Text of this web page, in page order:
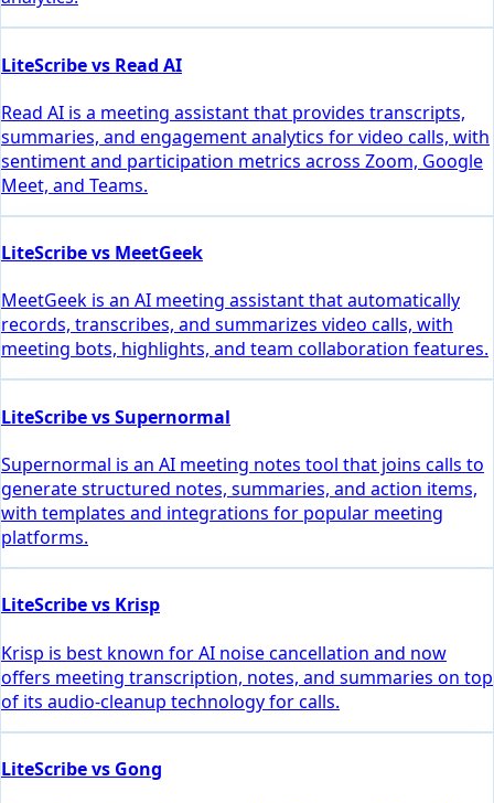
LiteScribe vs Read AI
Read AI is a meeting assistant that provides transcripts,
summaries, and engagement analytics for video calls, with
sentiment and participation metrics across Zoom, Google
Meet, and Teams.
LiteScribe vs MeetGeek
MeetGeek is an AI meeting assistant that automatically
records, transcribes, and summarizes video calls, with
meeting bots, highlights, and team collaboration features.
LiteScribe vs Supernormal
Supernormal is an AI meeting notes tool that joins calls to
generate structured notes, summaries, and action items,
with templates and integrations for popular meeting
platforms.
LiteScribe vs Krisp
Krisp is best known for AI noise cancellation and now
offers meeting transcription, notes, and summaries on top
of its audio-cleanup technology for calls.
LiteScribe vs Gong